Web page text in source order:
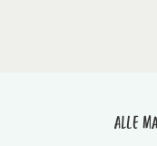
Alle